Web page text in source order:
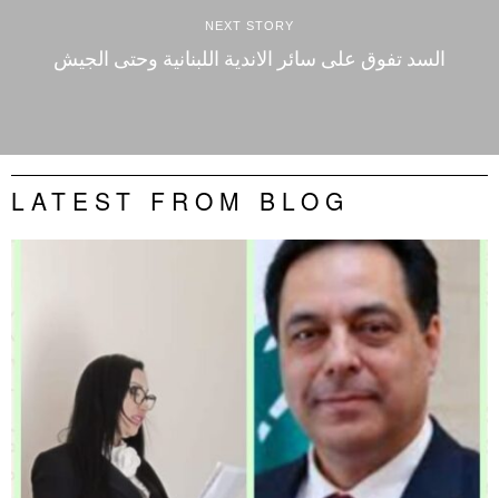
NEXT STORY
السد تفوق على سائر الاندية اللبنانية وحتى الجيش
LATEST FROM BLOG